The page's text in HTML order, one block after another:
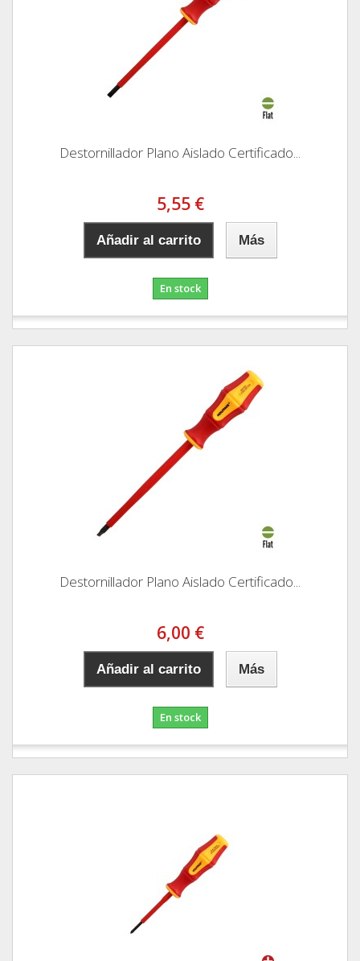
Destornillador Plano Aislado Certificado...
5,55 €
Añadir al carrito Más
En stock
Destornillador Plano Aislado Certificado...
6,00 €
Añadir al carrito Más
En stock